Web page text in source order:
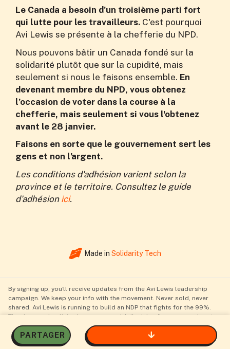
PARTAGER
Le Canada a besoin d'un troisième parti fort
qui lutte pour les travailleurs. C'est pourquoi
Avi Lewis se présente à la chefferie du NPD.
Nous pouvons bâtir un Canada fondé sur la
solidarité plutôt que sur la cupidité, mais
seulement si nous le faisons ensemble. En
devenant membre du NPD, vous obtenez
l’occasion de voter dans la course à la
chefferie, mais seulement si vous l'obtenez
avant le 28 janvier.
Faisons en sorte que le gouvernement sert les
gens et non l’argent.
Les conditions d'adhésion varient selon la
province et le territoire. Consultez le guide
d'adhésion ici.
Made in Solidarity Tech
By signing up, you'll receive updates from the Avi Lewis leadership
campaign. We keep your info with the movement. Never sold, never
shared. Avi Lewis is running to build an NDP that fights for the 99%.
The views and policies here represent Avi's vision for a renewed party
and do not necessarily represent current New Democratic Party or NDP
Caucus positions. Authorized by the Financial Agent for the Avi Lewis
NDP Leadership Campaign ·Privacy Policy